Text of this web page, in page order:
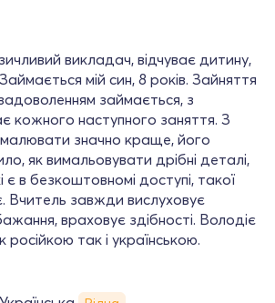
викладач, відчуває дитину,
мій син, 8 років. Зайняття
займається, з
кожного наступного заняття. З
малювати значно краще, його
як вимальовувати дрібні деталі,
є в безкоштовномі доступі, такої
Вчитель завжди вислуховує
враховує здібності. Володіє
так і українською.